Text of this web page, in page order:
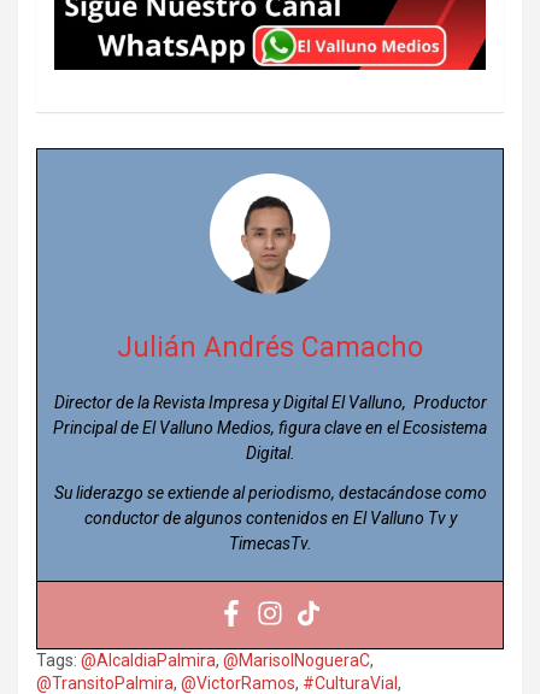
Julián Andrés Camacho
Director de la Revista Impresa y Digital El Valluno, Productor
Principal de El Valluno Medios, figura clave en el Ecosistema
Digital.
Su liderazgo se extiende al periodismo, destacándose como
conductor de algunos contenidos en El Valluno Tv y
TimecasTv.
Tags: @AlcaldiaPalmira, @MarisolNogueraC,
@TransitoPalmira, @VictorRamos, #CulturaVial,